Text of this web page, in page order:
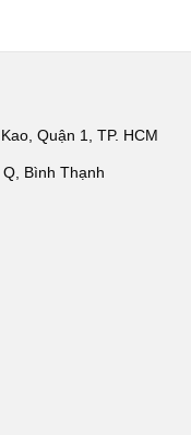
Quận 1, TP. HCM
Bình Thạnh